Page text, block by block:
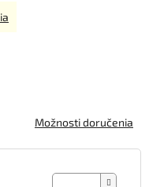
Možnosti doručenia